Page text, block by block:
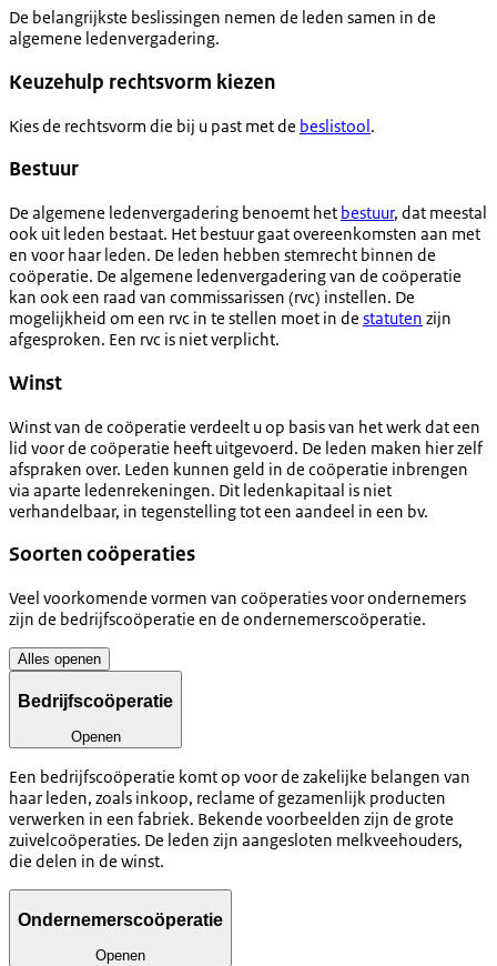
De belangrijkste beslissingen nemen de leden samen in de
algemene ledenvergadering.
Keuzehulp rechtsvorm kiezen
Kies de rechtsvorm die bij u past met de beslistool.
Bestuur
De algemene ledenvergadering benoemt het bestuur, dat meestal
ook uit leden bestaat. Het bestuur gaat overeenkomsten aan met
en voor haar leden. De leden hebben stemrecht binnen de
coöperatie. De algemene ledenvergadering van de coöperatie
kan ook een raad van commissarissen (rvc) instellen. De
mogelijkheid om een rvc in te stellen moet in de statuten zijn
afgesproken. Een rvc is niet verplicht.
Winst
Winst van de coöperatie verdeelt u op basis van het werk dat een
lid voor de coöperatie heeft uitgevoerd. De leden maken hier zelf
afspraken over. Leden kunnen geld in de coöperatie inbrengen
via aparte ledenrekeningen. Dit ledenkapitaal is niet
verhandelbaar, in tegenstelling tot een aandeel in een bv.
Soorten coöperaties
Veel voorkomende vormen van coöperaties voor ondernemers
zijn de bedrijfscoöperatie en de ondernemerscoöperatie.
Alles openen
Bedrijfscoöperatie
Openen
Een bedrijfscoöperatie komt op voor de zakelijke belangen van
haar leden, zoals inkoop, reclame of gezamenlijk producten
verwerken in een fabriek. Bekende voorbeelden zijn de grote
zuivelcoöperaties. De leden zijn aangesloten melkveehouders,
die delen in de winst.
Ondernemerscoöperatie
Openen